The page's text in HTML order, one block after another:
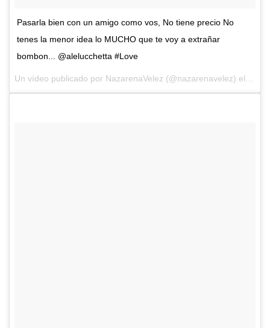
Pasarla bien con un amigo como vos, No tiene precio No
tenes la menor idea lo MUCHO que te voy a extrañar
bombon... @alelucchetta #Love